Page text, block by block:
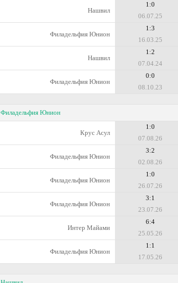
Нашвил
1:0
06.07.25
Филадельфия Юнион
1:3
16.03.25
Нашвил
1:2
07.04.24
Филадельфия Юнион
0:0
08.10.23
Филадельфия Юнион
Крус Асул
1:0
07.08.26
Филадельфия Юнион
3:2
02.08.26
Филадельфия Юнион
1:0
26.07.26
Филадельфия Юнион
3:1
23.07.26
Интер Майами
6:4
25.05.26
Филадельфия Юнион
1:1
17.05.26